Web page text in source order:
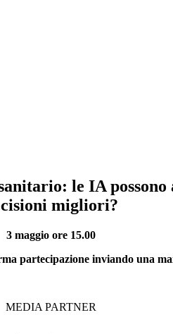
le IA
migliori?
3 maggio ore 15.00
partecipazione inviando una
MEDIA PARTNER